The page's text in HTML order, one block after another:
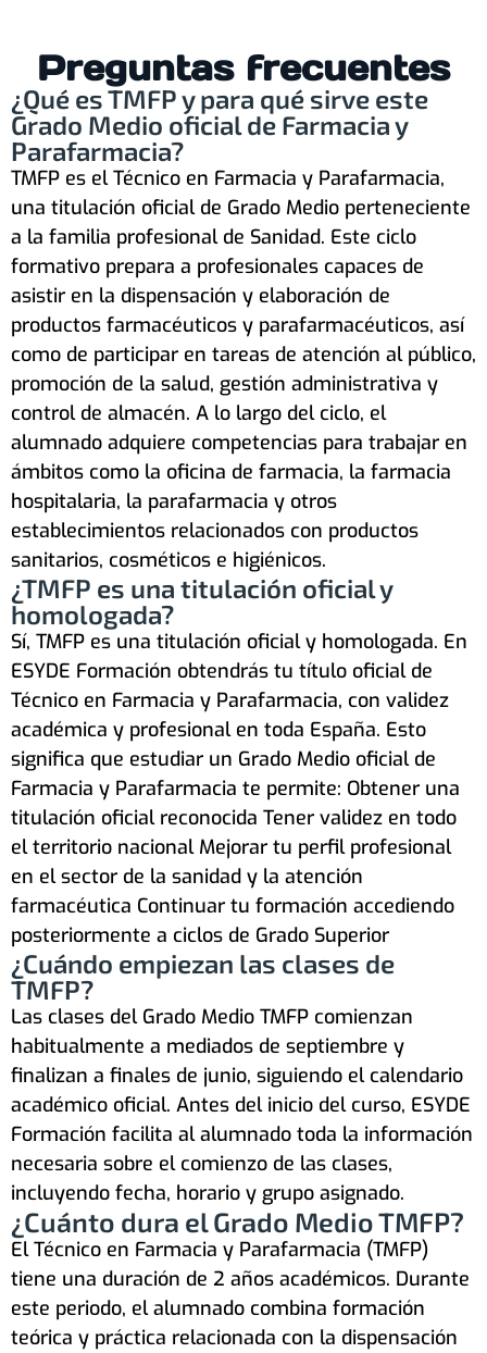
Preguntas frecuentes
¿Qué es TMFP y para qué sirve este
Grado Medio oficial de Farmacia y
Parafarmacia?
TMFP es el Técnico en Farmacia y Parafarmacia,
una titulación oficial de Grado Medio perteneciente
a la familia profesional de Sanidad. Este ciclo
formativo prepara a profesionales capaces de
asistir en la dispensación y elaboración de
productos farmacéuticos y parafarmacéuticos, así
como de participar en tareas de atención al público,
promoción de la salud, gestión administrativa y
control de almacén. A lo largo del ciclo, el
alumnado adquiere competencias para trabajar en
ámbitos como la oficina de farmacia, la farmacia
hospitalaria, la parafarmacia y otros
establecimientos relacionados con productos
sanitarios, cosméticos e higiénicos.
¿TMFP es una titulación oficial y
homologada?
Sí, TMFP es una titulación oficial y homologada. En
ESYDE Formación obtendrás tu título oficial de
Técnico en Farmacia y Parafarmacia, con validez
académica y profesional en toda España. Esto
significa que estudiar un Grado Medio oficial de
Farmacia y Parafarmacia te permite: Obtener una
titulación oficial reconocida Tener validez en todo
el territorio nacional Mejorar tu perfil profesional
en el sector de la sanidad y la atención
farmacéutica Continuar tu formación accediendo
posteriormente a ciclos de Grado Superior
¿Cuándo empiezan las clases de
TMFP?
Las clases del Grado Medio TMFP comienzan
habitualmente a mediados de septiembre y
finalizan a finales de junio, siguiendo el calendario
académico oficial. Antes del inicio del curso, ESYDE
Formación facilita al alumnado toda la información
necesaria sobre el comienzo de las clases,
incluyendo fecha, horario y grupo asignado.
¿Cuánto dura el Grado Medio TMFP?
El Técnico en Farmacia y Parafarmacia (TMFP)
tiene una duración de 2 años académicos. Durante
este periodo, el alumnado combina formación
teórica y práctica relacionada con la dispensación